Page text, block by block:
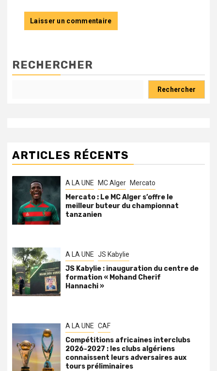
RECHERCHER
Rechercher
ARTICLES RÉCENTS
A LA UNE MC Alger Mercato
Mercato : Le MC Alger s’offre le
meilleur buteur du championnat
tanzanien
A LA UNE JS Kabylie
JS Kabylie : inauguration du centre de
formation « Mohand Cherif
Hannachi »
A LA UNE CAF
Compétitions africaines interclubs
2026-2027 : les clubs algériens
connaissent leurs adversaires aux
tours préliminaires